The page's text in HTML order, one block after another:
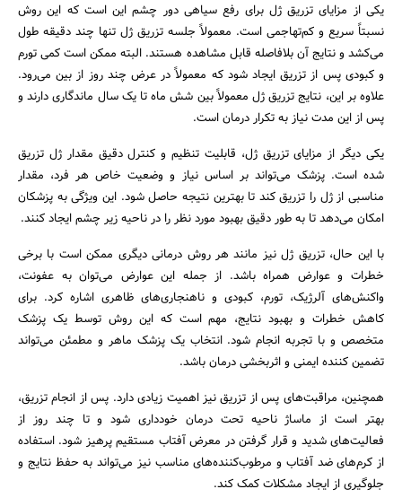
یکی از مزایای تزریق ژل برای رفع سیاهی دور چشم این است که این روش
نسبتاً سریع و کم‌تهاجمی است. معمولاً جلسه تزریق ژل تنها چند دقیقه طول
می‌کشد و نتایج آن بلافاصله قابل مشاهده هستند. البته ممکن است کمی تورم
و کبودی پس از تزریق ایجاد شود که معمولاً در عرض چند روز از بین می‌رود.
علاوه بر این، نتایج تزریق ژل معمولاً بین شش ماه تا یک سال ماندگاری دارند و
پس از این مدت نیاز به تکرار درمان است.
یکی دیگر از مزایای تزریق ژل، قابلیت تنظیم و کنترل دقیق مقدار ژل تزریق
شده است. پزشک می‌تواند بر اساس نیاز و وضعیت خاص هر فرد، مقدار
مناسبی از ژل را تزریق کند تا بهترین نتیجه حاصل شود. این ویژگی به پزشکان
امکان می‌دهد تا به طور دقیق بهبود مورد نظر را در ناحیه زیر چشم ایجاد کنند.
با این حال، تزریق ژل نیز مانند هر روش درمانی دیگری ممکن است با برخی
خطرات و عوارض همراه باشد. از جمله این عوارض می‌توان به عفونت،
واکنش‌های آلرژیک، تورم، کبودی و ناهنجاری‌های ظاهری اشاره کرد. برای
کاهش خطرات و بهبود نتایج، مهم است که این روش توسط یک پزشک
متخصص و با تجربه انجام شود. انتخاب یک پزشک ماهر و مطمئن می‌تواند
تضمین کننده ایمنی و اثربخشی درمان باشد.
همچنین، مراقبت‌های پس از تزریق نیز اهمیت زیادی دارد. پس از انجام تزریق،
بهتر است از ماساژ ناحیه تحت درمان خودداری شود و تا چند روز از
فعالیت‌های شدید و قرار گرفتن در معرض آفتاب مستقیم پرهیز شود. استفاده
از کرم‌های ضد آفتاب و مرطوب‌کننده‌های مناسب نیز می‌تواند به حفظ نتایج و
جلوگیری از ایجاد مشکلات کمک کند.